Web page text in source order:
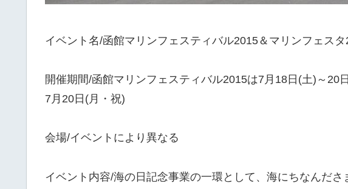
イベント名/函館マリンフェスティバル2015＆マリンフェス
開催期間/函館マリンフェスティバル2015は7月18日(土)～
7月20日(月・祝)
会場/イベントにより異なる
イベント内容/海の日記念事業の一環として、海にちなんだ